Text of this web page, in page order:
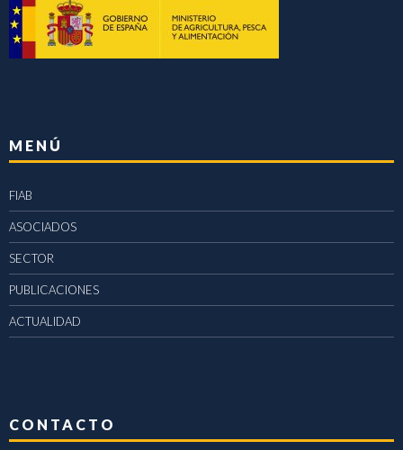
MENÚ
FIAB
ASOCIADOS
SECTOR
PUBLICACIONES
ACTUALIDAD
CONTACTO